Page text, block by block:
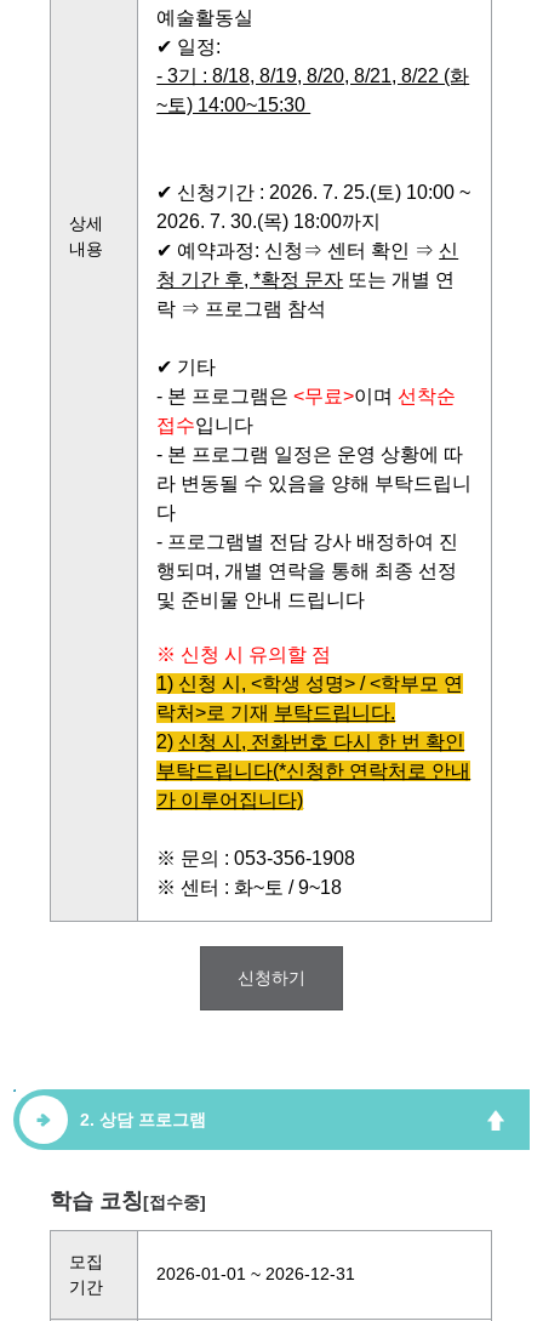
상세
내용
예술활동실
✔ 일정:
- 3기 : 8/18, 8/19, 8/20, 8/21, 8/22 (화
~토) 14:00~15:30
✔ 신청기간 : 2026. 7. 25.(토) 10:00 ~
2026. 7. 30.(목) 18:00까지
✔ 예약과정: 신청⇒ 센터 확인 ⇒ 신
청 기간 후, *확정 문자 또는 개별 연
락 ⇒ 프로그램 참석
✔ 기타
- 본 프로그램은 <무료>이며 선착순
접수입니다
- 본 프로그램 일정은 운영 상황에 따
라 변동될 수 있음을 양해 부탁드립니
다
- 프로그램별 전담 강사 배정하여 진
행되며, 개별 연락을 통해 최종 선정
및 준비물 안내 드립니다
※ 신청 시 유의할 점
1) 신청 시, <학생 성명> / <학부모 연
락처>로 기재 부탁드립니다.
2) 신청 시, 전화번호 다시 한 번 확인
부탁드립니다(*신청한 연락처로 안내
가 이루어집니다)
※ 문의 : 053-356-1908
※ 센터 : 화~토 / 9~18
신청하기
2. 상담 프로그램
학습 코칭[접수중]
모집
기간
2026-01-01 ~ 2026-12-31